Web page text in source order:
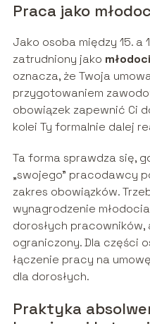
Praca jako
Jako osoba między 15. a
zatrudniony jako
oznacza, że Twoja
przygotowaniem
obowiązek zapewnić Ci
kolei Ty formalnie dalej
Ta forma sprawdza się,
„swojego” pracodawcy
zakres obowiązków.
wynagrodzenie
dorosłych
ograniczony. Dla części
łączenie pracy na
dla dorosłych.
Praktyka